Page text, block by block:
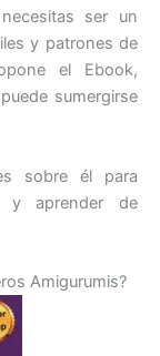
ser un
y patrones de
el Ebook,
sumergirse
sobre él para
y aprender de
Amigurumis?